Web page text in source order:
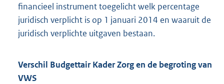
financieel instrument toegelicht welk percentage
juridisch verplicht is op 1 januari 2014 en waaruit de
juridisch verplichte uitgaven bestaan.
Verschil Budgettair Kader Zorg en de begroting van
VWS